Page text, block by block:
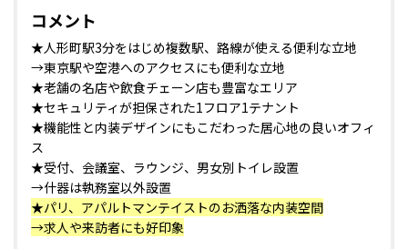
コメント
★人形町駅3分をはじめ複数駅、路線が使える便利な立地
→東京駅や空港へのアクセスにも便利な立地
★老舗の名店や飲食チェーン店も豊富なエリア
★セキュリティが担保された1フロア1テナント
★機能性と内装デザインにもこだわった居心地の良いオフィ
ス
★受付、会議室、ラウンジ、男女別トイレ設置
→什器は執務室以外設置
★パリ、アパルトマンテイストのお洒落な内装空間
→求人や来訪者にも好印象